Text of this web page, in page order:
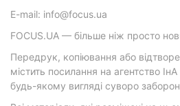
E-mail: info@focus.ua
FOCUS.UA — більше ніж просто
Передрук, копіювання або
містить посилання на агентство
будь-якому вигляді суворо